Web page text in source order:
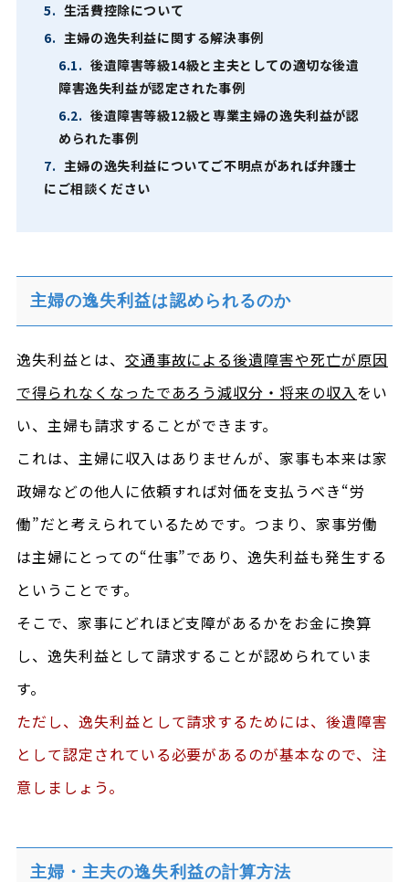
5. 生活費控除について
6. 主婦の逸失利益に関する解決事例
6.1. 後遺障害等級14級と主夫としての適切な後遺
障害逸失利益が認定された事例
6.2. 後遺障害等級12級と専業主婦の逸失利益が認
められた事例
7. 主婦の逸失利益についてご不明点があれば弁護士
にご相談ください
主婦の逸失利益は認められるのか
逸失利益とは、 交通事故による後遺障害や死亡が原因
で得られなくなったであろう減収分・将来の収入をい
い、主婦も請求することができます。
これは、主婦に収入はありませんが、家事も本来は家
政婦などの他人に依頼すれば対価を支払うべき“労
働”だと考えられているためです。つまり、家事労働
は主婦にとっての“仕事”であり、逸失利益も発生する
ということです。
そこで、家事にどれほど支障があるかをお金に換算
し、逸失利益として請求することが認められていま
す。
ただし、逸失利益として請求するためには、後遺障害
として認定されている必要があるのが基本なので、注
意しましょう。
主婦・主夫の逸失利益の計算方法